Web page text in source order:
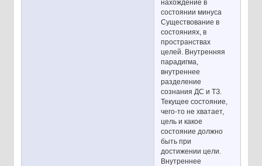
нахождение в
состоянии минуса
Существование в
состояниях, в
пространствах
целей. Внутренняя
парадигма,
внутреннее
разделение
сознания ДС и ТЗ.
Текущее состояние,
чего-то не хватает,
цель и какое
состояние должно
быть при
достижении цели.
Внутреннее